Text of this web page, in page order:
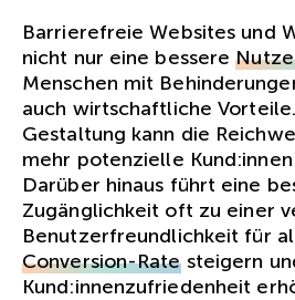
Barrierefreie Websites und
nicht nur eine bessere
Menschen mit
auch wirtschaftliche
Gestaltung kann die
mehr potenzielle
Darüber hinaus führt eine
Zugänglichkeit oft zu einer
Benutzerfreundlichkeit für
Conversion-Ratesteigern
Kund:innenzufriedenheit